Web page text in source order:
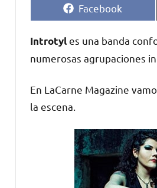
Compartir
en
Facebook
Introtyles una banda
numerosas agrupaciones
En LaCarne Magazine
la escena.